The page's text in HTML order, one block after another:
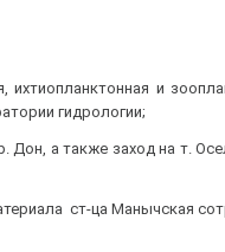
ихтиопланктонная и
гидрологии;
Дон, а также заход на т.
ст-ца Манычская